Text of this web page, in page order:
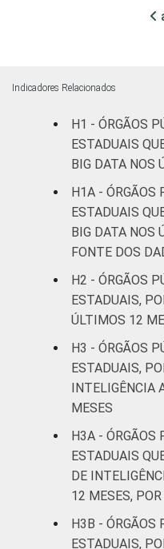
Fonte: CGI.br/
Estudos para o
Sociedade da
informação e
brasileiro – TIC
Indicadores Relacionados
H1 - ÓRGÃOS
ESTADUAIS
BIG DATA NOS
H1A - ÓRGÃOS
ESTADUAIS
BIG DATA NOS
FONTE DOS
H2 - ÓRGÃOS
ESTADUAIS,
ÚLTIMOS 12
H3 - ÓRGÃOS
ESTADUAIS,
INTELIGÊNCIA
MESES
H3A - ÓRGÃOS
ESTADUAIS
DE
12 MESES,
H3B - ÓRGÃOS
ESTADUAIS,